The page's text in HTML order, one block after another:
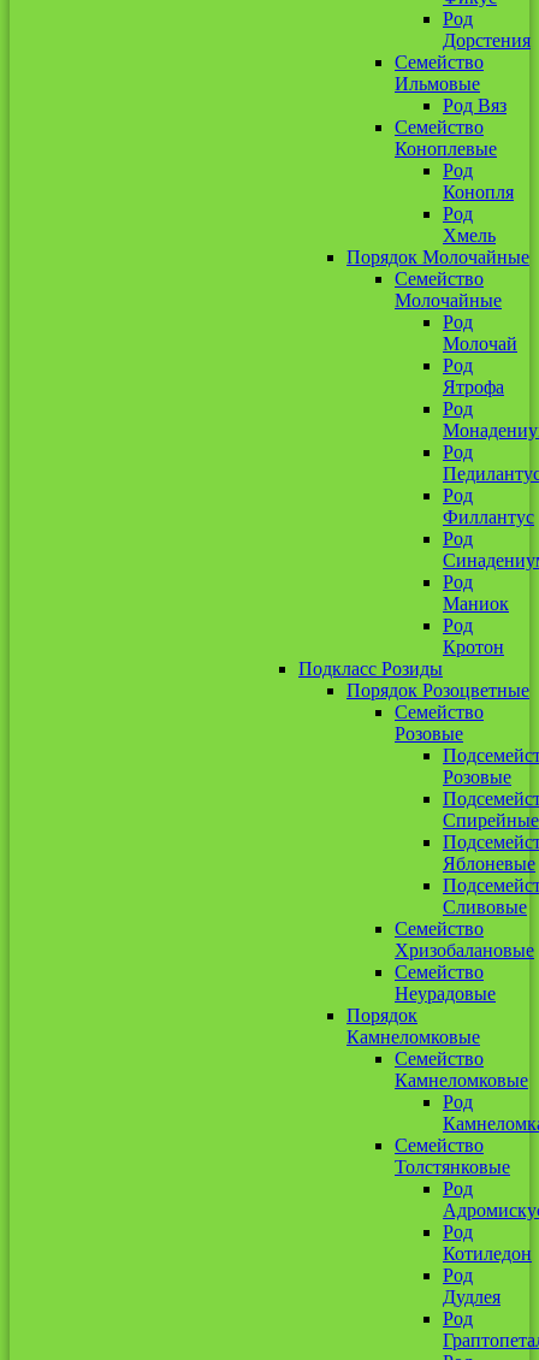
Род
Дорстения
Семейство
Ильмовые
Род Вяз
Семейство
Коноплевые
Род
Конопля
Род
Хмель
Порядок Молочайные
Семейство
Молочайные
Род
Молочай
Род
Ятрофа
Род
Род
Род
Филлантус
Род
Род
Маниок
Род
Кротон
Подкласс Розиды
Порядок Розоцветные
Семейство
Розовые
Розовые
Спирейные
Яблоневые
Сливовые
Семейство
Хризобалановые
Семейство
Неурадовые
Порядок
Камнеломковые
Семейство
Камнеломковые
Род
Семейство
Толстянковые
Род
Род
Котиледон
Род
Дудлея
Род